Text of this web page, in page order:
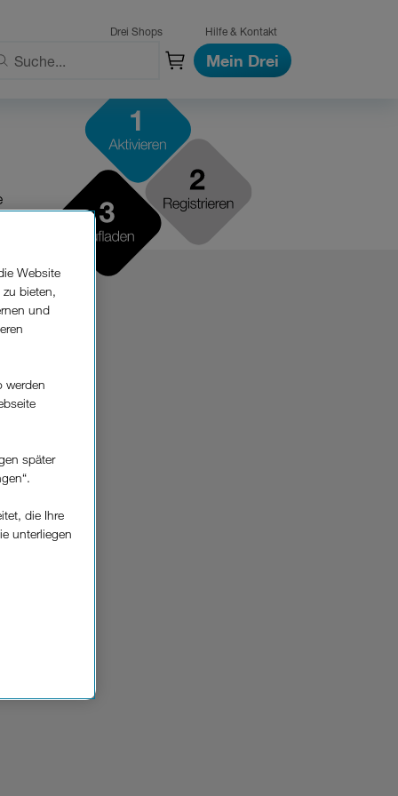
Drei Shops Hilfe & Kontakt
Mein Drei
Website
bieten,
und
werden
später
die Ihre
unterliegen